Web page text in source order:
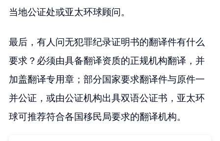
当地公证处或亚太环球顾问。
最后，有人问无犯罪纪录证明书的翻译件有什么
要求？必须由具备翻译资质的正规机构翻译，并
加盖翻译专用章；部分国家要求翻译件与原件一
并公证，或由公证机构出具双语公证书，亚太环
球可推荐符合各国移民局要求的翻译机构。